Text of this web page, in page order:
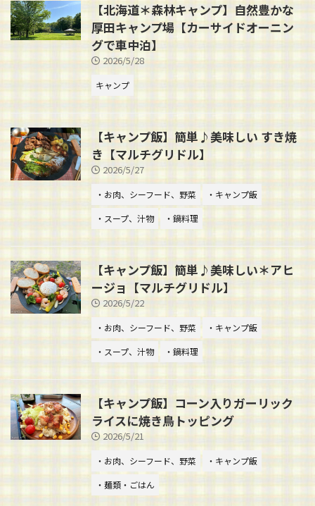
【北海道＊森林キャンプ】自然豊かな
厚田キャンプ場【カーサイドオーニン
グで車中泊】
2026/5/28
キャンプ
【キャンプ飯】簡単♪美味しい すき焼
き【マルチグリドル】
2026/5/27
・お肉、シーフード、野菜
・キャンプ飯
・スープ、汁物
・鍋料理
【キャンプ飯】簡単♪美味しい＊アヒ
ージョ【マルチグリドル】
2026/5/22
・お肉、シーフード、野菜
・キャンプ飯
・スープ、汁物
・鍋料理
【キャンプ飯】コーン入りガーリック
ライスに焼き鳥トッピング
2026/5/21
・お肉、シーフード、野菜
・キャンプ飯
・麺類・ごはん